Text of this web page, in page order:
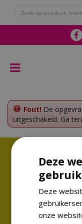
n
a
Fout! De
uitgeschakeld. Ga
Altijd op
Deze
Deze
onze